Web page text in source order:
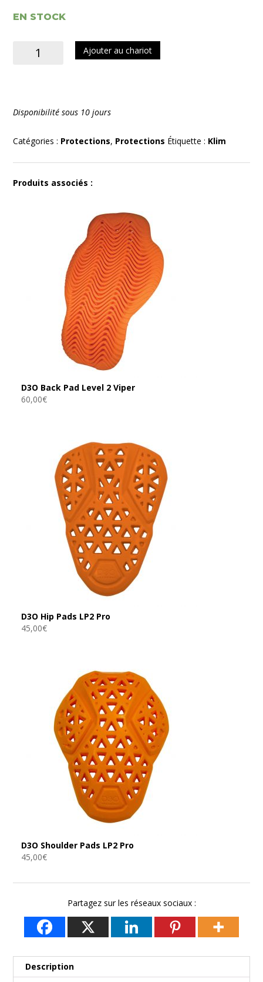
EN STOCK
quantité
IP
Ajouter au chariot
Disponibilité sous 10 jours
Catégories : Protections, Protections Étiquette : Klim
Produits associés :
D3O Back Pad Level 2 Viper
60,00€
D3O Hip Pads LP2 Pro
45,00€
D3O Shoulder Pads LP2 Pro
45,00€
Partagez sur les réseaux sociaux :
Description